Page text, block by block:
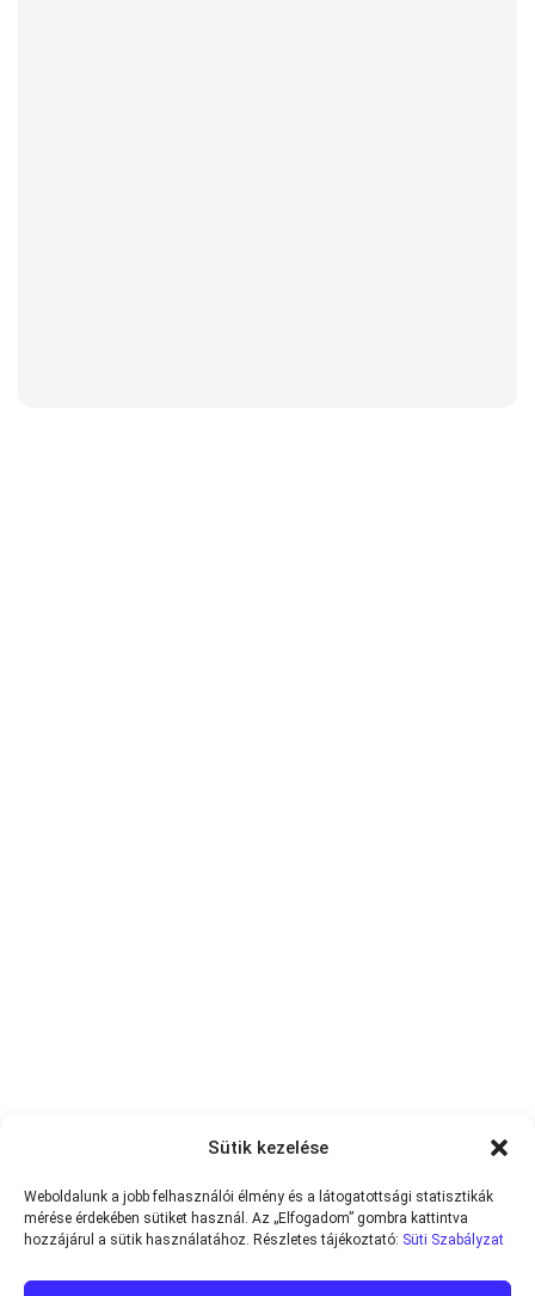
Sütik kezelése
Weboldalunk a jobb felhasználói élmény és a látogatottsági statisztikák
mérése érdekében sütiket használ. Az „Elfogadom” gombra kattintva
hozzájárul a sütik használatához. Részletes tájékoztató: Süti Szabályzat